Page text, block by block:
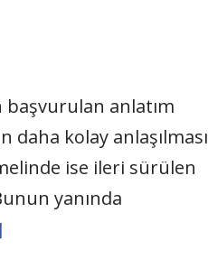
başvurulan anlatım
kolay anlaşılması
ise ileri sürülen
yanında